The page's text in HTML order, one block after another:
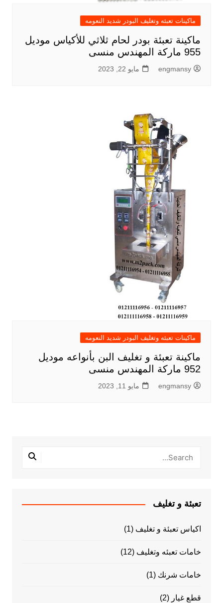
ماكينات تعبئه وتغليف البودر شديد النعومه
ماكينة تعبئة بودر لحام ثلاثي للأكياس موديل
955 ماركة المهندس منسى
engmansy مايو 22, 2023
ماكينات تعبئه وتغليف البودر شديد النعومه
ماكينة تعبئة و تغليف البن بأنواعه موديل
952 ماركة المهندس منسى
engmansy مايو 11, 2023
تعبئة و تغليف
اكياس تعبئة و تغليف (1)
خامات تعبئه وتغليف (12)
خامات شرنك (1)
قطع غيار (2)